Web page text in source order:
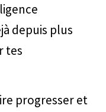
depuis plus
tes
progresser et